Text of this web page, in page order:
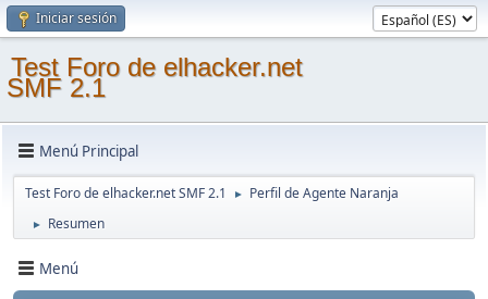
Iniciar sesión
Test Foro de elhacker.net
SMF 2.1
Menú Principal
Test Foro de elhacker.net SMF 2.1 ► Perfil de Agente Naranja
► Resumen
Menú